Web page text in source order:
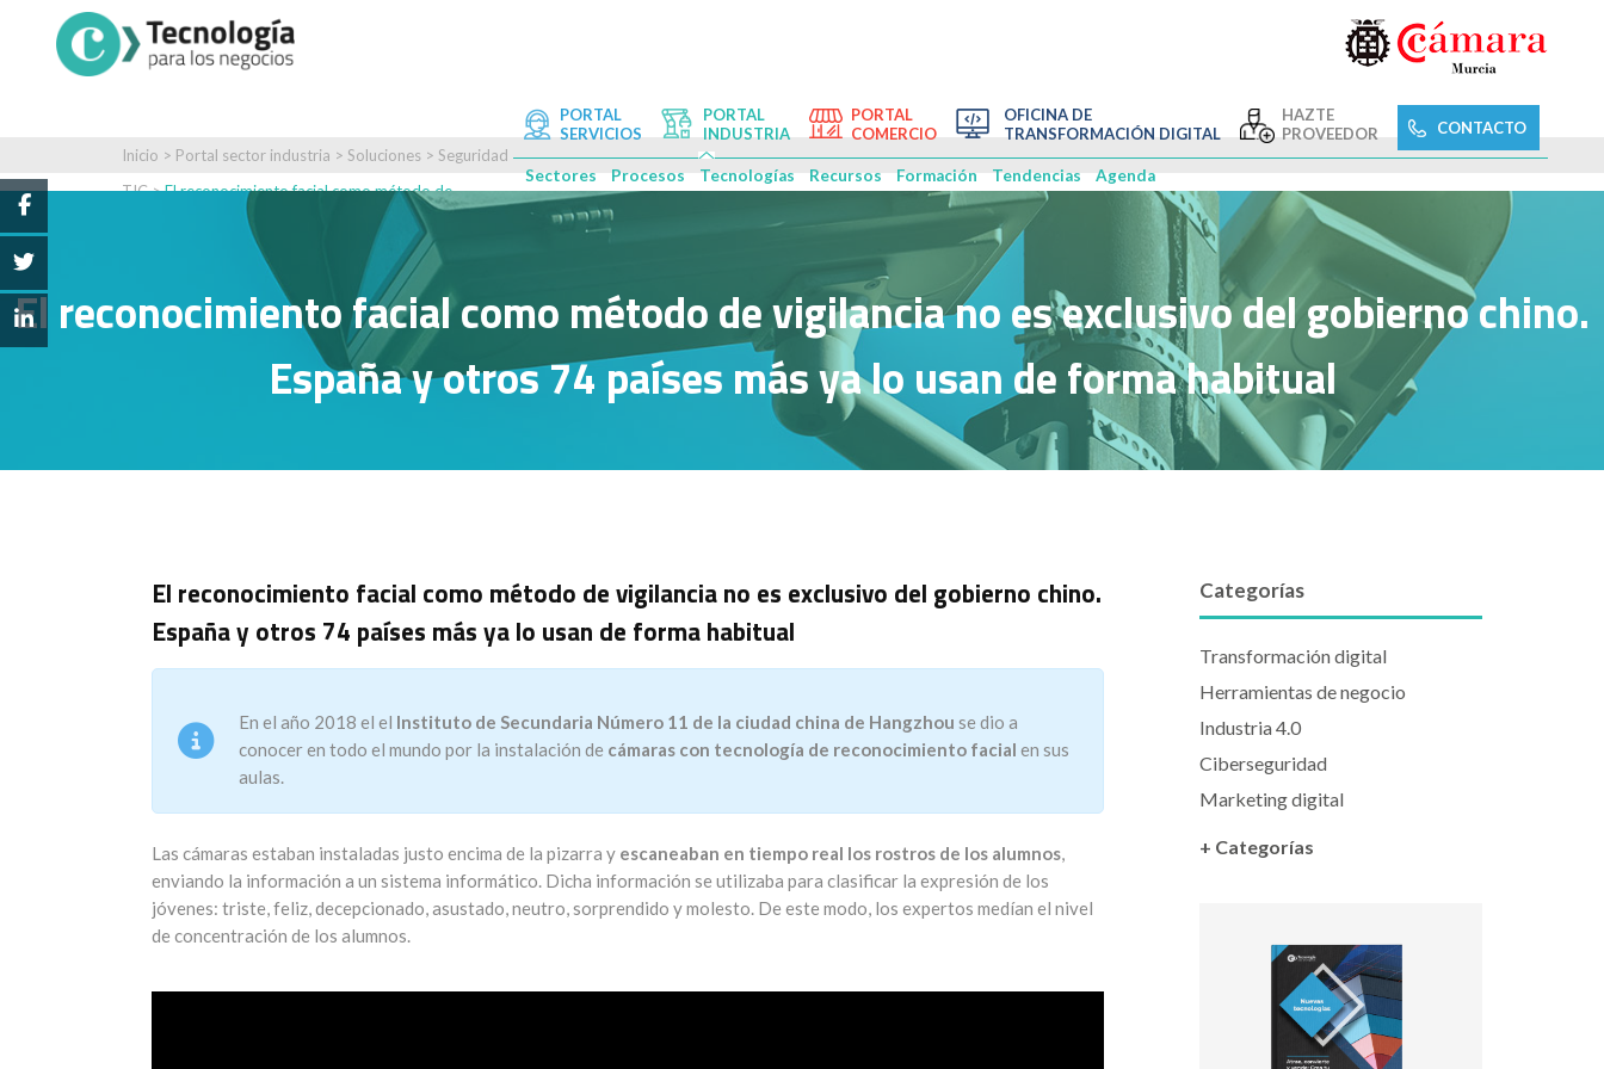
PORTAL
SERVICIOS
PORTAL
INDUSTRIA
PORTAL
COMERCIO
OFICINA DE
TRANSFORMACIÓN DIGITAL
HAZTE
PROVEEDOR
CONTACTO
Sectores Procesos Tecnologías Recursos Formación Tendencias Agenda
Inicio > Portal sector industria > Soluciones > Seguridad
TIC>El reconocimiento facial como método de
vigilancia no es exclusivo del gobierno chino. España y otros 74 países más ya lo usan de forma habitual
El reconocimiento facial como método de vigilancia no es exclusivo del gobierno chino.
España y otros 74 países más ya lo usan de forma habitual
El reconocimiento facial como método de vigilancia no es exclusivo del gobierno chino.
España y otros 74 países más ya lo usan de forma habitual
En el año 2018 el el Instituto de Secundaria Número 11 de la ciudad china de Hangzhou se dio a
conocer en todo el mundo por la instalación de cámaras con tecnología de reconocimiento facial en sus
aulas.
Las cámaras estaban instaladas justo encima de la pizarra y escaneaban en tiempo real los rostros de los alumnos
enviando la información a un sistema informático. Dicha información se utilizaba para clasificar la expresión de los
jóvenes: triste, feliz, decepcionado, asustado, neutro, sorprendido y molesto. De este modo, los expertos medían el nivel
de concentración de los alumnos.
Categorías
Transformación digital
Herramientas de negocio
Industria 4.0
Ciberseguridad
Marketing digital
+ Categorías